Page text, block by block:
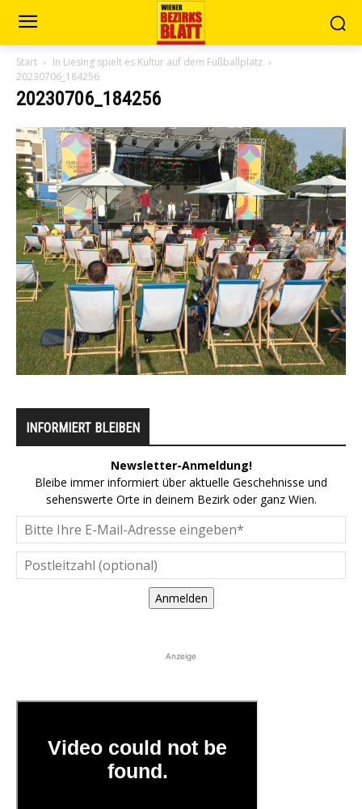
Start
In Liesing spielt es Kultur auf dem Fußballplatz
20230706_184256
20230706_184256
INFORMIERT BLEIBEN
Newsletter-Anmeldung!
Bleibe immer informiert über aktuelle Geschehnisse und
sehenswerte Orte in deinem Bezirk oder ganz Wien.
Anmelden
Anzeige